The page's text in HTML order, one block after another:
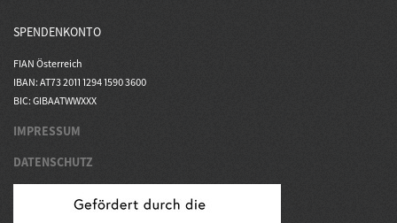
SPENDENKONTO
FIAN Österreich
IBAN: AT73 2011 1294 1590 3600
BIC: GIBAATWWXXX
IMPRESSUM
DATENSCHUTZ